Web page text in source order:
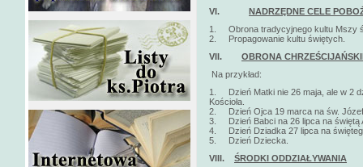
VI.
NADRZĘDNE CELE
1. Obrona tradycyjnego kultu Mszy
2. Propagowanie kultu świętych.
VII. OBRONA
Na przykład:
1. Dzień Matki nie 26 maja, ale w 2
Kościoła.
2. Dzień Ojca 19 marca na św.
3. Dzień Babci na 26 lipca na świętą
4. Dzień Dziadka 27 lipca na
5. Dzień Dziecka.
VIII. ŚRODKI ODDZIAŁYWANIA